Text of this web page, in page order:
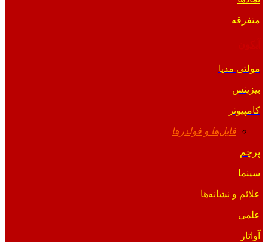
متفرقه
مولتی مدیا
بیزینس
کامپیوتر
فایل‌ها و فولدرها
پرچم
سینما
علائم و نشانه‌ها
علمی
آواتار